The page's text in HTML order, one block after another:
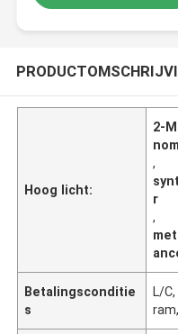
Hoog licht:
2-
,
r
,
Betalingsconditie
s
L/